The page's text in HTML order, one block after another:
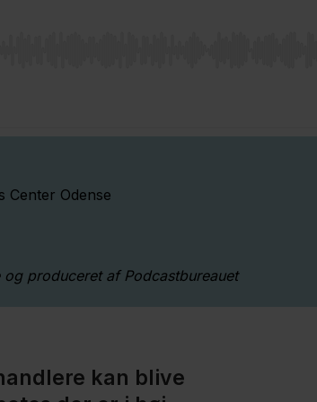
Center Odense
produceret af Podcastbureauet
kan blive